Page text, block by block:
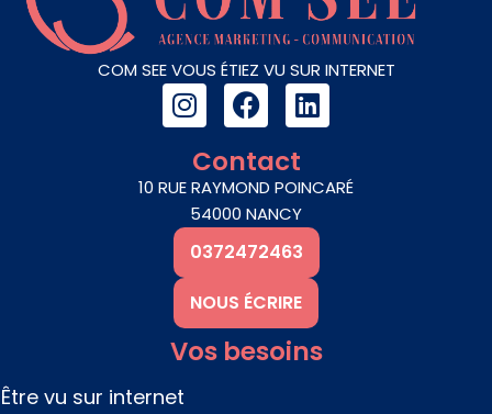
COM SEE VOUS ÉTIEZ VU SUR INTERNET
I
n
s
t
a
g
r
a
m
F
a
c
e
b
o
o
k
L
i
k
d
n
Contact
10 RUE RAYMOND POINCARÉ
54000 NANCY
0372472463
NOUS ÉCRIRE
Vos besoins
Être vu sur internet